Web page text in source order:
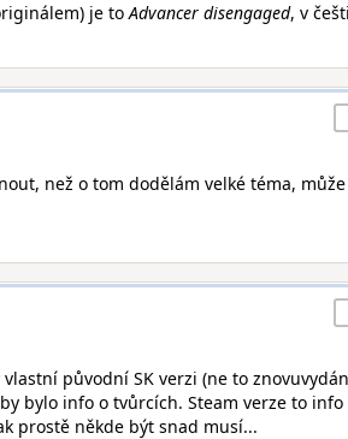
je toAdvancer disengaged, v
než o tom dodělám velké téma,
původní SK verzi (ne to
bylo info o tvůrcích. Steam verze to info
prostě někde být snad musí...